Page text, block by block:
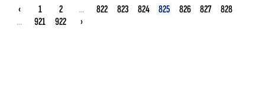
‹ 1 2 ... 822 823 824 825 826 827
828
...
921 922 ›